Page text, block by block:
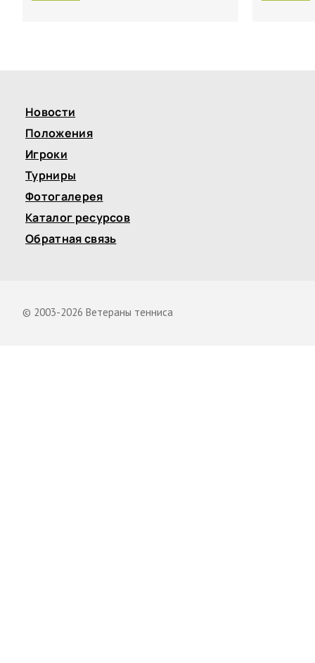
Новости
Положения
Игроки
Турниры
Фотогалерея
Каталог ресурсов
Обратная связь
© 2003-2026 Ветераны тенниса